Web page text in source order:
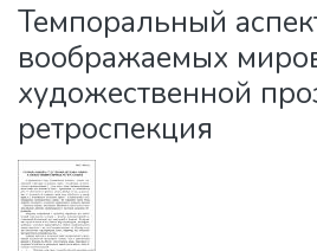
Statistics
Темпоральный
воображаемых
художественной
ретроспекция